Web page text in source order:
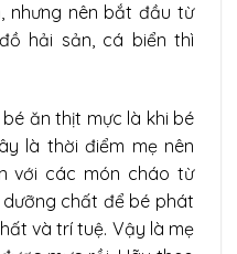
nhưng nên bắt đầu từ
hải sản, cá biển thì
ăn thịt mực là khi bé
là thời điểm mẹ nên
với các món cháo từ
chất để bé phát
và trí tuệ. Vậy là mẹ